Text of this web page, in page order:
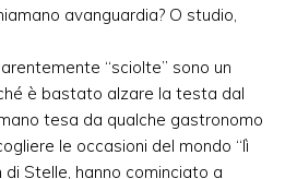
avanguardia? O studio,
“sciolte” sono un
è bastato alzare la testa dal
tesa da qualche gastronomo
le occasioni del mondo “lì
di Stelle, hanno cominciato a